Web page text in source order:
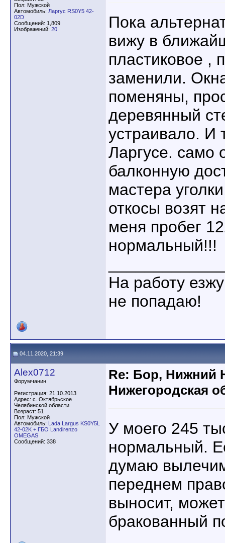
Пол: Мужской
Автомобиль: Ларгус RS0Y5 42-
02D
Сообщений: 1,809
Изображений: 20
Пока
вижу в
пластиковое ,
заменили.
поменяны,
деревянный
устраивало. И
Ларгусе. само
балконную
мастера
откосы возят
меня пробег
нормальный!!!
На работу
не попадаю!
04.11.2020, 21:39
Alex0712
Форумчанин
Регистрация: 21.10.2013
Адрес: с. Октябрьское
Челябинской области
Возраст: 51
Пол: Мужской
Автомобиль: Lada Largus KS0Y5L
42-02K + ГБО Landirenzo
OMEGAS
Сообщений: 338
Re: Бор, Нижний
Нижегородская
У моего 245
нормальный.
думаю
переднем
выносит,
бракованный